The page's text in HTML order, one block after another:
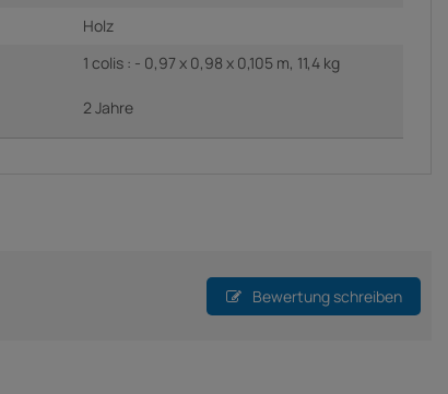
Holz
1 colis : - 0,97 x 0,98 x 0,105 m, 11,4 kg
2 Jahre
Bewertung schreiben